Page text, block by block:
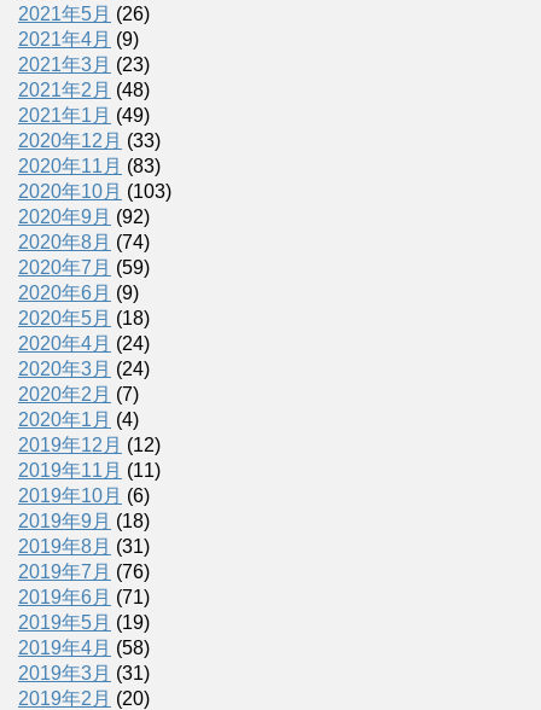
2021年5月 (26)
2021年4月 (9)
2021年3月 (23)
2021年2月 (48)
2021年1月 (49)
2020年12月 (33)
2020年11月 (83)
2020年10月 (103)
2020年9月 (92)
2020年8月 (74)
2020年7月 (59)
2020年6月 (9)
2020年5月 (18)
2020年4月 (24)
2020年3月 (24)
2020年2月 (7)
2020年1月 (4)
2019年12月 (12)
2019年11月 (11)
2019年10月 (6)
2019年9月 (18)
2019年8月 (31)
2019年7月 (76)
2019年6月 (71)
2019年5月 (19)
2019年4月 (58)
2019年3月 (31)
2019年2月 (20)